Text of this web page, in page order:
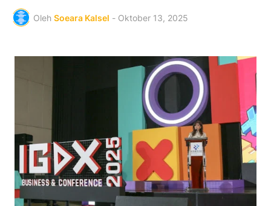
Oleh Soeara Kalsel - Oktober 13, 2025